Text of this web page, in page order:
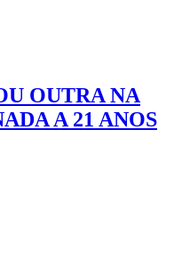
OUTRA NA
A 21 ANOS